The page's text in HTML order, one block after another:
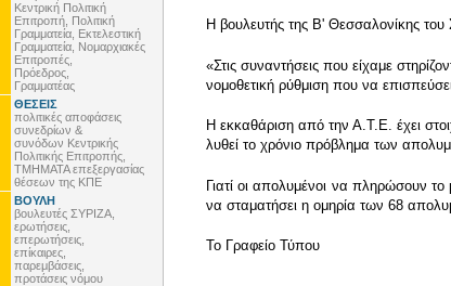
Κεντρική Πολιτική
Επιτροπή, Πολιτική
Γραμματεία, Εκτελεστική
Γραμματεία, Νομαρχιακές
Επιτροπές,
Πρόεδρος,
Γραμματέας
ΘΕΣΕΙΣ
πολιτικές αποφάσεις
συνεδρίων &
συνόδων Κεντρικής
Πολιτικής Επιτροπής,
ΤΜΗΜΑΤΑ επεξεργασίας
θέσεων της ΚΠΕ
ΒΟΥΛΗ
βουλευτές ΣΥΡΙΖΑ,
ερωτήσεις,
επερωτήσεις,
επίκαιρες,
παρεμβάσεις,
προτάσεις νόμου
Η βουλευτής της Β' Θεσσαλονίκης
«Στις συναντήσεις που είχαμε
νομοθετική ρύθμιση που να
Η εκκαθάριση από την Α.Τ.Ε. έχει
λυθεί το χρόνιο πρόβλημα των
Γιατί οι απολυμένοι να πληρώσουν
να σταματήσει η ομηρία των 68
To Γραφείο Τύπου